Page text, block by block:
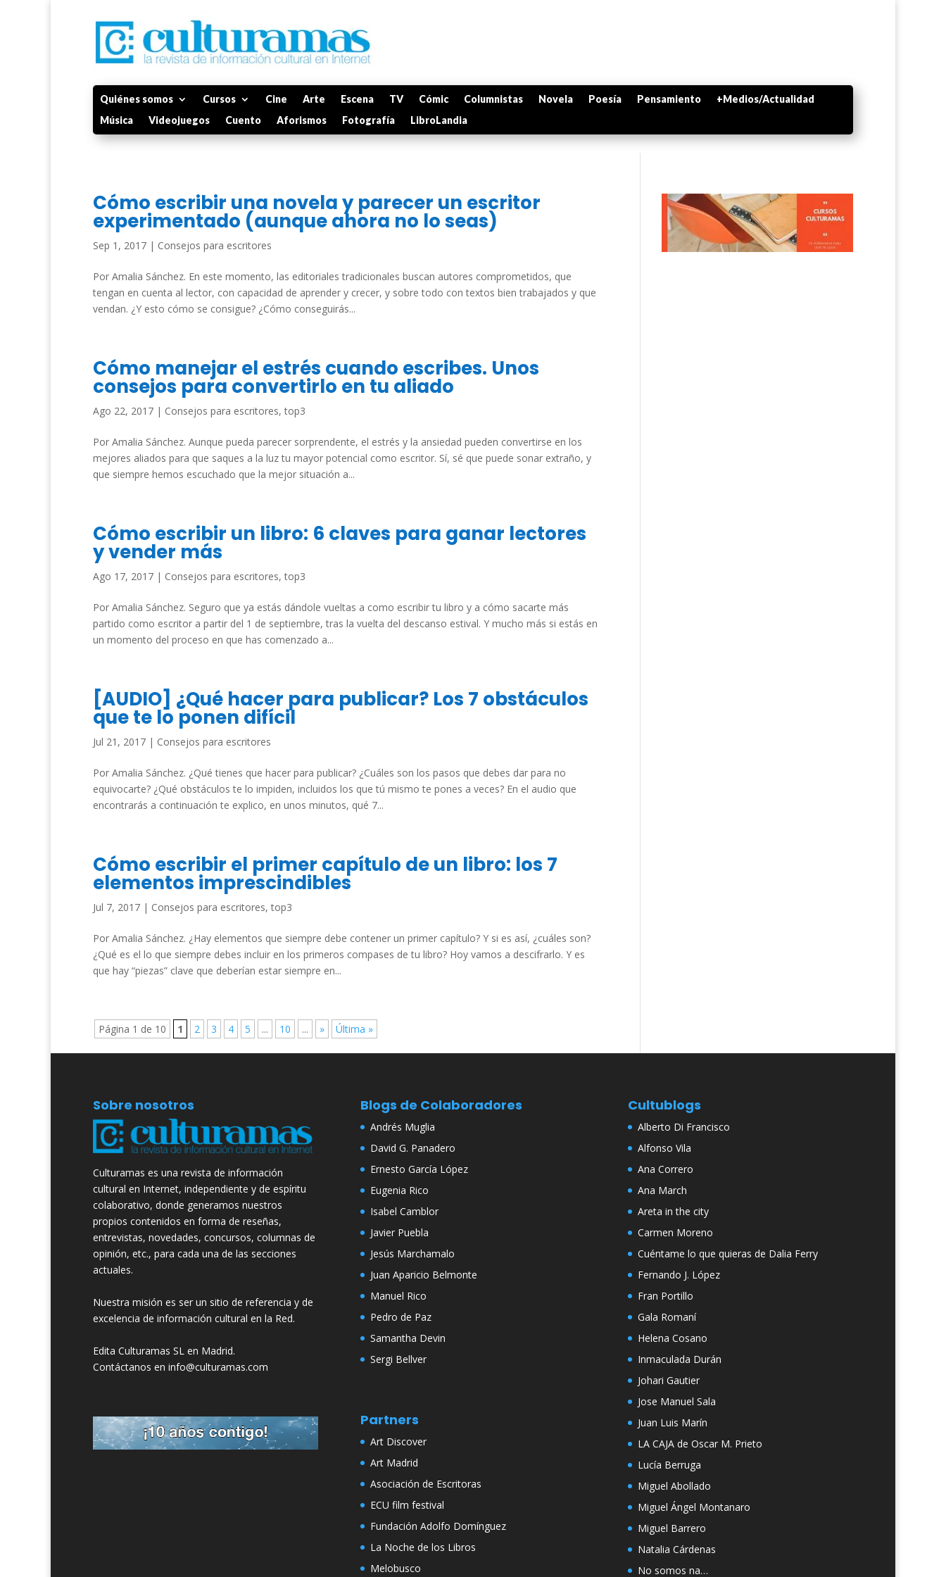
Quiénes somos Cursos Cine Arte Escena TV Cómic Columnistas Novela Poesía Pensamiento
+Medios/Actualidad
Música
Videojuegos Cuento Aforismos Fotografía LibroLandia
Cómo escribir una novela y parecer un escritor
experimentado (aunque ahora no lo seas)
Sep 1, 2017 | Consejos para escritores
Por Amalia Sánchez. En este momento, las editoriales tradicionales buscan autores comprometidos, que
tengan en cuenta al lector, con capacidad de aprender y crecer, y sobre todo con textos bien trabajados y que
vendan. ¿Y esto cómo se consigue? ¿Cómo conseguirás...
Cómo manejar el estrés cuando escribes. Unos
consejos para convertirlo en tu aliado
Ago 22, 2017 | Consejos para escritores,top3
Por Amalia Sánchez. Aunque pueda parecer sorprendente, el estrés y la ansiedad pueden convertirse en los
mejores aliados para que saques a la luz tu mayor potencial como escritor. Sí, sé que puede sonar extraño, y
que siempre hemos escuchado que la mejor situación a...
Cómo escribir un libro: 6 claves para ganar lectores
y vender más
Ago 17, 2017 | Consejos para escritores,top3
Por Amalia Sánchez. Seguro que ya estás dándole vueltas a como escribir tu libro y a cómo sacarte más
partido como escritor a partir del 1 de septiembre, tras la vuelta del descanso estival. Y mucho más si estás en
un momento del proceso en que has comenzado a...
[AUDIO] ¿Qué hacer para publicar? Los 7 obstáculos
que te lo ponen difícil
Jul 21, 2017 | Consejos para escritores
Por Amalia Sánchez. ¿Qué tienes que hacer para publicar? ¿Cuáles son los pasos que debes dar para no
equivocarte? ¿Qué obstáculos te lo impiden, incluidos los que tú mismo te pones a veces? En el audio que
encontrarás a continuación te explico, en unos minutos, qué 7...
Cómo escribir el primer capítulo de un libro: los 7
elementos imprescindibles
Jul 7, 2017 | Consejos para escritores,top3
Por Amalia Sánchez. ¿Hay elementos que siempre debe contener un primer capítulo? Y si es así, ¿cuáles son?
¿Qué es el lo que siempre debes incluir en los primeros compases de tu libro? Hoy vamos a descifrarlo. Y es
que hay “piezas” clave que deberían estar siempre en...
Página 1 de 10 1 2 3 4 5 ... 10 ... » Última »
Sobre nosotros
Culturamas es una revista de información
cultural en Internet, independiente y de espíritu
colaborativo, donde generamos nuestros
propios contenidos en forma de reseñas,
entrevistas, novedades, concursos, columnas de
opinión, etc., para cada una de las secciones
actuales.
Nuestra misión es ser un sitio de referencia y de
excelencia de información cultural en la Red.
Edita Culturamas SL en Madrid.
Contáctanos en info@culturamas.com
Blogs de Colaboradores
Andrés Muglia
David G. Panadero
Ernesto García López
Eugenia Rico
Isabel Camblor
Javier Puebla
Jesús Marchamalo
Juan Aparicio Belmonte
Manuel Rico
Pedro de Paz
Samantha Devin
Sergi Bellver
Partners
Art Discover
Art Madrid
Asociación de Escritoras
ECU film festival
Fundación Adolfo Domínguez
La Noche de los Libros
Melobusco
Cultublogs
Alberto Di Francisco
Alfonso Vila
Ana Correro
Ana March
Areta in the city
Carmen Moreno
Cuéntame lo que quieras de Dalia Ferry
Fernando J. López
Fran Portillo
Gala Romaní
Helena Cosano
Inmaculada Durán
Johari Gautier
Jose Manuel Sala
Juan Luis Marín
LA CAJA de Oscar M. Prieto
Lucía Berruga
Miguel Abollado
Miguel Ángel Montanaro
Miguel Barrero
Natalia Cárdenas
No somos na…